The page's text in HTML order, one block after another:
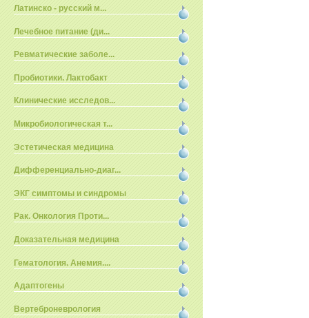
Латинско - русский м...
Лечебное питание (ди...
Ревматические заболе...
Пробиотики. Лактобакт
Клинические исследов...
Микробиологическая т...
Эстетическая медицина
Дифференциально-диаг...
ЭКГ симптомы и синдромы
Рак. Онкология Проти...
Доказательная медицина
Гематология. Анемия....
Адаптогены
Вертеброневрология